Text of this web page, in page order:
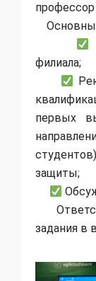
филиала;
первых
защиты;
задания в